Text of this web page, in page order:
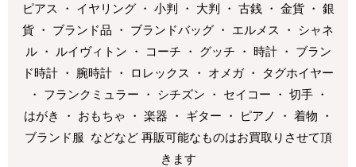
ピアス ・ イヤリング ・ 小判 ・ 大判 ・ 古銭 ・ 金貨 ・ 銀
貨 ・ ブランド品 ・ ブランドバッグ ・ エルメス ・ シャネ
ル ・ ルイヴィトン ・ コーチ ・ グッチ ・ 時計 ・ ブラン
ド時計 ・ 腕時計 ・ ロレックス ・ オメガ ・ タグホイヤー
・ フランクミュラー ・ シチズン ・ セイコー ・ 切手 ・
はがき ・ おもちゃ ・ 楽器 ・ ギター ・ ピアノ ・ 着物 ・
ブランド服 などなど 再販可能なものはお買取りさせて頂
きます